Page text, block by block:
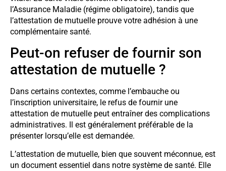
l’Assurance Maladie (régime obligatoire), tandis que
l’attestation de mutuelle prouve votre adhésion à une
complémentaire santé.
Peut-on refuser de fournir son
attestation de mutuelle ?
Dans certains contextes, comme l’embauche ou
l’inscription universitaire, le refus de fournir une
attestation de mutuelle peut entraîner des complications
administratives. Il est généralement préférable de la
présenter lorsqu’elle est demandée.
L’attestation de mutuelle, bien que souvent méconnue, est
un document essentiel dans notre système de santé. Elle